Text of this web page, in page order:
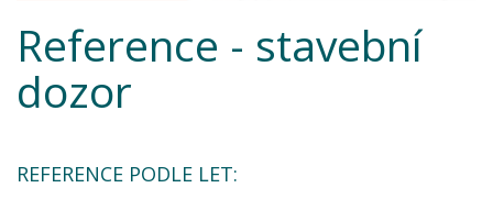
Reference - stavební
dozor
REFERENCE PODLE LET: